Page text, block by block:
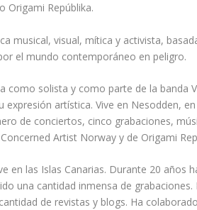
Origami Repúblika.
musical, visual, mítica y activista,
el mundo contemporáneo en peligro.
como solista y como parte de la banda
artística. Vive en Nesodden,
de conciertos, cinco grabaciones,
Artist Norway y de Origami
en las Islas Canarias. Durante 20 años
una cantidad inmensa de grabaciones.
de revistas y blogs. Ha